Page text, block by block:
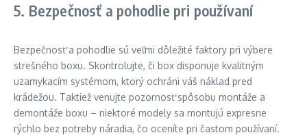
5. Bezpečnosť a pohodlie pri používaní
Bezpečnosť a pohodlie sú veľmi dôležité faktory pri výbere
strešného boxu. Skontrolujte, či box disponuje kvalitným
uzamykacím systémom, ktorý ochráni váš náklad pred
krádežou. Taktiež venujte pozornosť spôsobu montáže a
demontáže boxu – niektoré modely sa montujú expresne
rýchlo bez potreby náradia, čo oceníte pri častom používaní.